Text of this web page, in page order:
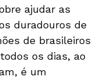
ajudar as
duradouros de
de brasileiros
os dias, ao
é um